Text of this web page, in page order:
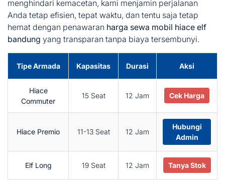
menghindari kemacetan, kami menjamin perjalanan
Anda tetap efisien, tepat waktu, dan tentu saja tetap
hemat dengan penawaran harga sewa mobil hiace elf
bandung yang transparan tanpa biaya tersembunyi.
Tipe Armada Kapasitas Durasi Aksi
Hiace
Commuter
15 Seat 12 Jam Cek Harga
Hiace Premio 11-13 Seat 12 Jam
Hubungi
Admin
Elf Long 19 Seat 12 Jam Tanya Stok